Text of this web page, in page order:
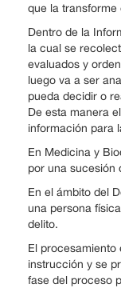
que la transforme
Dentro de la
la cual se
evaluados y
luego va a ser
pueda decidir o
De esta manera
información para
En Medicina y
por una sucesión
En el ámbito del
una persona
delito.
El procesamiento
instrucción y se
fase del proceso